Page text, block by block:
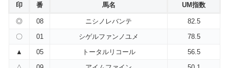
印 番 馬名 UM指数
◎ 08 ニシノレバンテ
82.5
〇
01 シゲルファンノユメ
78.5
▲
05 トータルリコール
56.5